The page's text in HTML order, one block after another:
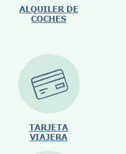
ALQUILER DE
COCHES
TARJETA
VIAJERA